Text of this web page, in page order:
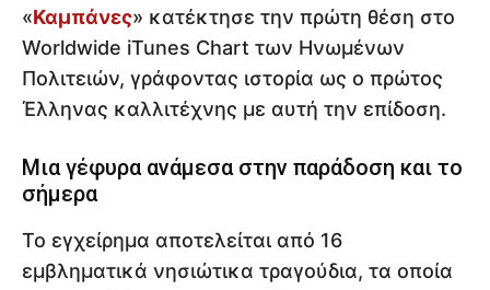
«Καμπάνες» κατέκτησε την πρώτη θέση στο
Worldwide iTunes Chart των Ηνωμένων
Πολιτειών, γράφοντας ιστορία ως ο πρώτος
Έλληνας καλλιτέχνης με αυτή την επίδοση.
Μια γέφυρα ανάμεσα στην παράδοση και το
σήμερα
Το εγχείρημα αποτελείται από 16
εμβληματικά νησιώτικα τραγούδια, τα οποία